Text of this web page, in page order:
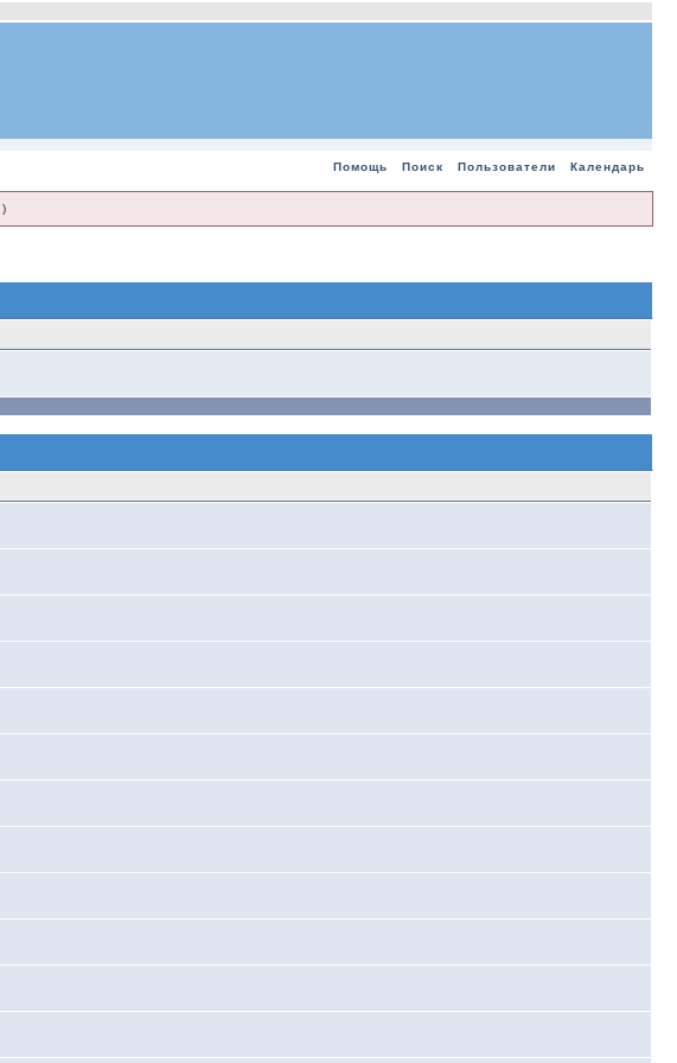
Помощь Поиск Пользователи Календарь
)